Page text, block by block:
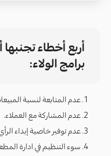
أربع أخطاء تجنبها
برامج الولاء:
عدم المتابعة لنسبة
عدم المشاركة مع العملاء.
عدم توفير خاصية إبداء
سوء التنظيم في ادارة